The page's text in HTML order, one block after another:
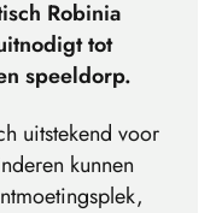
Robinia
tot
speeldorp.
uitstekend voor
kunnen